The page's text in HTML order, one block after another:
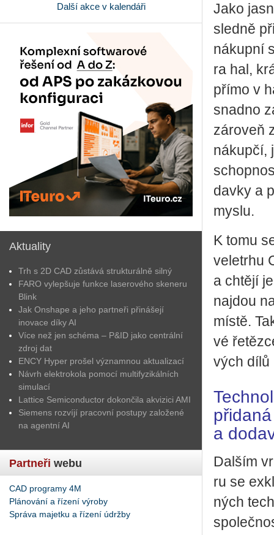
Další akce v kalendáři
Aktuality
Trh s 2D CAD zůstává strukturálně silný
FARO vylepšuje funkce laserového skeneru
Blink
Jak Onshape a jeho partneři přinášejí
inovace díky AI
Více než jen schéma – P&ID jako centrální
zdroj dat
ENCY Hyper prošel významnou aktualizací
Návrh elektrokola pomocí multifyzikálních
simulací
Lattice Semiconductor dokončila akvizici AMI
Siemens rozvíjí pracovní postupy založené
na agentní AI
Partneři webu
CAD programy 4M
Plánování a řízení výroby
Správa majetku a řízení údržby
Jako
sled­ně
ná­kup­ní
ra hal,
přímo v
snad­no
zá­ro­veň
ná­kup­čí,
dav­ky a
mys­lu.
K tomu
ve­letr­hu
a chtě­jí
na­jdou
místě.
vé
vých dílů
a
Dal­ším
ru se
ných